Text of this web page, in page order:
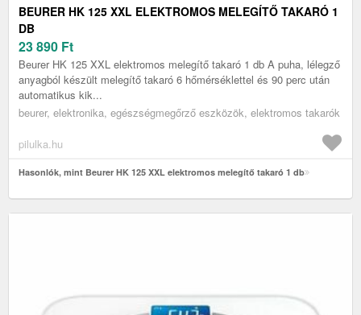
BEURER HK 125 XXL ELEKTROMOS MELEGÍTŐ TAKARÓ 1
DB
23 890 Ft
Beurer HK 125 XXL elektromos melegítő takaró 1 db A puha, lélegző
anyagból készült melegítő takaró 6 hőmérséklettel és 90 perc után
automatikus kik...
beurer, elektronika, egészségmegőrző eszközök, elektromos takarók
pilulka.hu
Hasonlók, mint Beurer HK 125 XXL elektromos melegítő takaró 1 db